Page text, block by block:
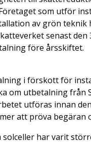
som utför
av grön
senast
före årsskiftet.
i förskott för
om utbetalning från
utföras innan
att pröva begäran
har varit